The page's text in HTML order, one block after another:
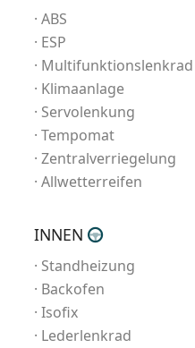
ABS
ESP
Multifunktionslenkrad
Klimaanlage
Servolenkung
Tempomat
Zentralverriegelung
Allwetterreifen
INNEN
Standheizung
Backofen
Isofix
Lederlenkrad